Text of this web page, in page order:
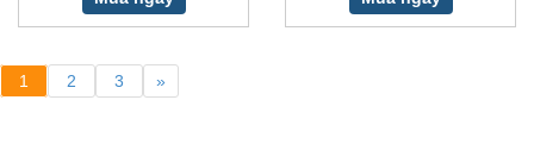
1 2 3 »